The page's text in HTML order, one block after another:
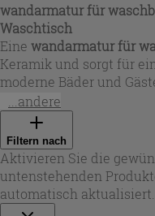
wandarmatur für
Waschtisch
Eine wandarmatur für
Keramik und sorgt für
moderne Bäder und
du Modelle mit
Formen, passend zu
Ob du einen
bevorzugst: Einewand
Auslauf exakt dort, wo
sauberes Gesamtbild am
findest du dafür
...andere
Filtern nach
Aktivieren Sie die
untenstehenden
automatisch aktualisiert.